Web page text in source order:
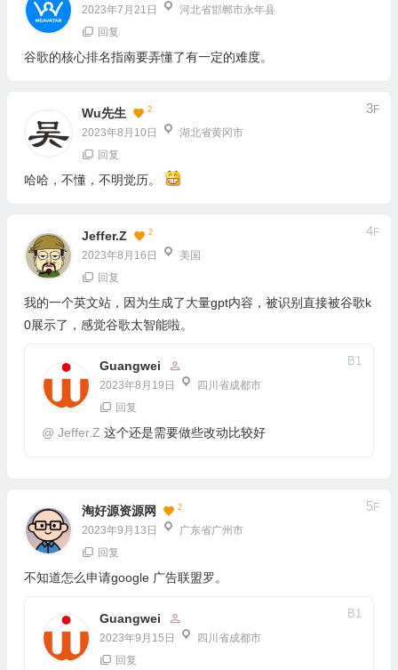
2023年7月21日
河北省邯郸市永年县
回复
谷歌的核心排名指南要弄懂了有一定的难度。
Wu先生 2
2023年8月10日 湖北省黄冈市
3F
回复
哈哈，不懂，不明觉历。
Jeffer.Z 2
2023年8月16日 美国
4F
回复
我的一个英文站，因为生成了大量gpt内容，被识别直接被谷歌k
0展示了，感觉谷歌太智能啦。
Guangwei
2023年8月19日 四川省成都市
B1
回复
@ Jeffer.Z 这个还是需要做些改动比较好
淘好源资源网 2
2023年9月13日 广东省广州市
5F
回复
不知道怎么申请google 广告联盟罗。
Guangwei
2023年9月15日 四川省成都市
B1
回复